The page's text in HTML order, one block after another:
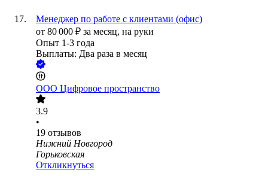
Менеджер по работе с клиентами (офис)
от 80 000 ₽ за месяц, на руки
Опыт 1-3 года
Выплаты: Два раза в месяц
ООО Цифровое пространство
3.9
•
19 отзывов
Нижний Новгород
Горьковская
Откликнуться